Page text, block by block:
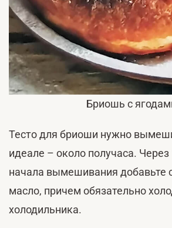
Бриошь с
Тесто для бриоши нужно
идеале – около получаса. Через
начала вымешивания добавьте
масло, причем обязательно
холодильника.